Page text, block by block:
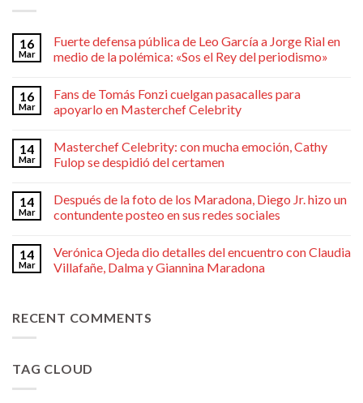
16
Mar
Fuerte defensa pública de Leo García a Jorge Rial en
medio de la polémica: «Sos el Rey del periodismo»
16
Mar
Fans de Tomás Fonzi cuelgan pasacalles para
apoyarlo en Masterchef Celebrity
14
Mar
Masterchef Celebrity: con mucha emoción, Cathy
Fulop se despidió del certamen
14
Mar
Después de la foto de los Maradona, Diego Jr. hizo un
contundente posteo en sus redes sociales
14
Mar
Verónica Ojeda dio detalles del encuentro con Claudia
Villafañe, Dalma y Giannina Maradona
RECENT COMMENTS
TAG CLOUD